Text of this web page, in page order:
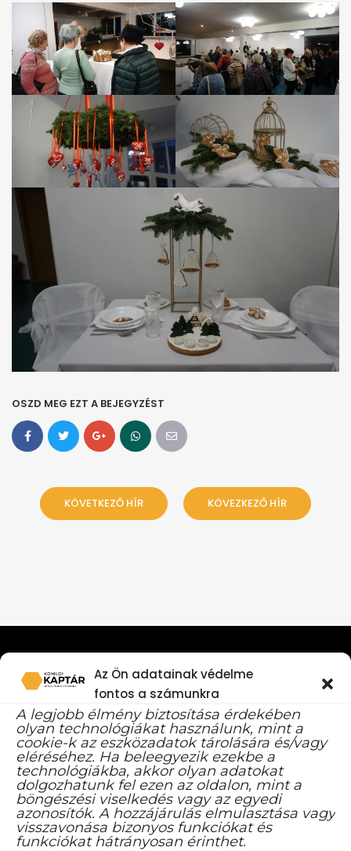
Az Ön adatainak védelme
fontos a számunkra
A legjobb élmény biztosítása érdekében
olyan technológiákat használunk, mint a
cookie-k az eszközadatok tárolására és/vagy
eléréséhez. Ha beleegyezik ezekbe a
technológiákba, akkor olyan adatokat
dolgozhatunk fel ezen az oldalon, mint a
böngészési viselkedés vagy az egyedi
azonosítók. A hozzájárulás elmulasztása vagy
visszavonása bizonyos funkciókat és
funkciókat hátrányosan érinthet.
OSZD MEG EZT A BEJEGYZÉST
KÖVETKEZŐ HÍR KÖVEZKEZŐ HÍR
KÖZÉRDEKŰ INFORMÁCIÓK